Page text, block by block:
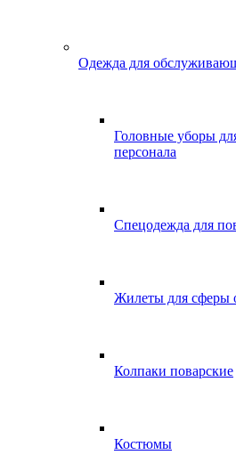
Одежда для
Головные уборы
персонала
Спецодежда для
Жилеты для сферы
Колпаки поварские
Костюмы